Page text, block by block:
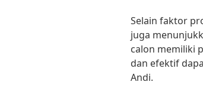
Selain faktor
juga
calon memiliki
dan efektif
Andi.